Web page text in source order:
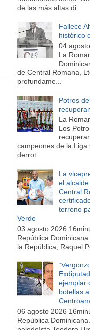
de las más altas di...
Fallece
histórico
04
La
de Central Romana,
profundame...
Potros
La
Los
campeones de la Liga
derrot...
La
el
Central
terreno
Verde
03 agosto 2026
República
la República, Raquel
ejemplar
botellas
06 agosto 2026
República